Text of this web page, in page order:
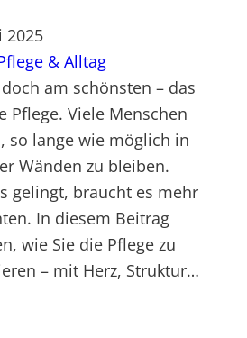
2025
& Alltag
am schönsten – das
Pflege. Viele Menschen
so lange wie möglich in
Wänden zu bleiben.
gelingt, braucht es mehr
In diesem Beitrag
wie Sie die Pflege zu
– mit Herz, Struktur…